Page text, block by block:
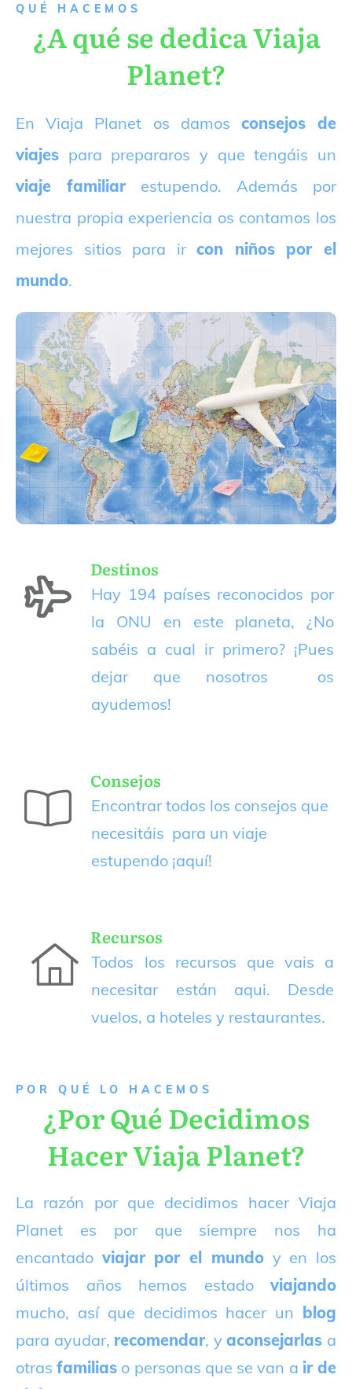
QUÉ HACEMOS
¿A qué se dedica Viaja
Planet?
En Viaja Planet os damos consejos de
viajes para prepararos y que tengáis un
viaje familiarestupendo. Además por
nuestra propia experiencia os contamos los
mejores sitios para ircon niños por el
mundo.
Destinos
Hay 194 países reconocidos por
la ONU en este planeta, ¿No
sabéis a cual ir primero? ¡Pues
dejar que nosotros os
ayudemos!
Consejos
Encontrar todos los consejos que
necesitáis para un viaje
estupendo ¡aquí!
Recursos
Todos los recursos que vais a
necesitar están aqui. Desde
vuelos, a hoteles y restaurantes.
P OR QUÉ LO HACEMOS
¿Por Qué Decidimos
Hacer Viaja Planet?
La razón por que decidimos hacer Viaja
Planet es por que siempre nos ha
encantado viajar por el mundoy en los
últimos años hemos estado viajando
mucho, así que decidimos hacer un blog
para ayudar, recomendar, yaconsejarlas a
otrasfamilias o personas que se van a ir de